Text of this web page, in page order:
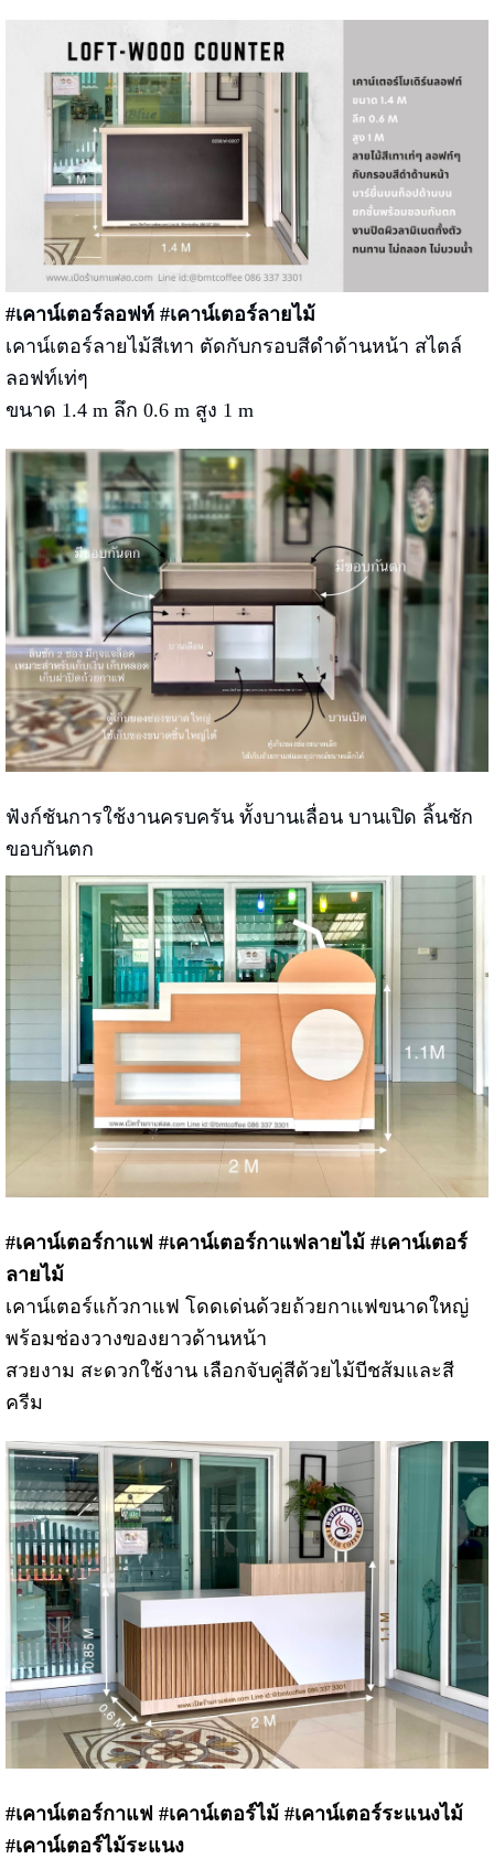
#เคาน์เตอร์ลอฟท์ #เคาน์เตอร์ลายไม้
เคาน์เตอร์ลายไม้สีเทา ตัดกับกรอบสีดำด้านหน้า สไตล์
ลอฟท์เท่ๆ
ขนาด 1.4 m ลึก 0.6 m สูง 1 m
ฟังก์ชันการใช้งานครบครัน ทั้งบานเลื่อน บานเปิด ลิ้นชัก
ขอบกันตก
#เคาน์เตอร์กาแฟ #เคาน์เตอร์กาแฟลายไม้ #เคาน์เตอร์
ลายไม้
เคาน์เตอร์แก้วกาแฟ โดดเด่นด้วยถ้วยกาแฟขนาดใหญ่
พร้อมช่องวางของยาวด้านหน้า
สวยงาม สะดวกใช้งาน เลือกจับคู่สีด้วยไม้บีชส้มและสี
ครีม
#เคาน์เตอร์กาแฟ #เคาน์เตอร์ไม้ #เคาน์เตอร์ระแนงไม้
#เคาน์เตอร์ไม้ระแนง